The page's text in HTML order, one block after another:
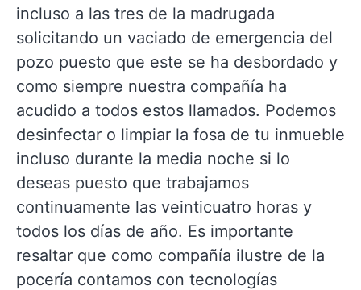
incluso a las tres de la madrugada
solicitando un vaciado de emergencia del
pozo puesto que este se ha desbordado y
como siempre nuestra compañía ha
acudido a todos estos llamados. Podemos
desinfectar o limpiar la fosa de tu inmueble
incluso durante la media noche si lo
deseas puesto que trabajamos
continuamente las veinticuatro horas y
todos los días de año. Es importante
resaltar que como compañía ilustre de la
pocería contamos con tecnologías